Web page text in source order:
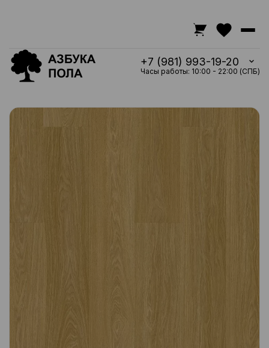
+7 (981) 993-19-20
Часы работы: 10:00 - 22:00 (СПБ)